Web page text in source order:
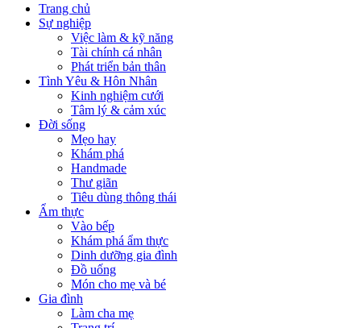
Trang chủ
Sự nghiệp
Việc làm & kỹ năng
Tài chính cá nhân
Phát triển bản thân
Tình Yêu & Hôn Nhân
Kinh nghiệm cưới
Tâm lý & cảm xúc
Đời sống
Mẹo hay
Khám phá
Handmade
Thư giãn
Tiêu dùng thông thái
Ẩm thực
Vào bếp
Khám phá ẩm thực
Dinh dưỡng gia đình
Đồ uống
Món cho mẹ và bé
Gia đình
Làm cha mẹ